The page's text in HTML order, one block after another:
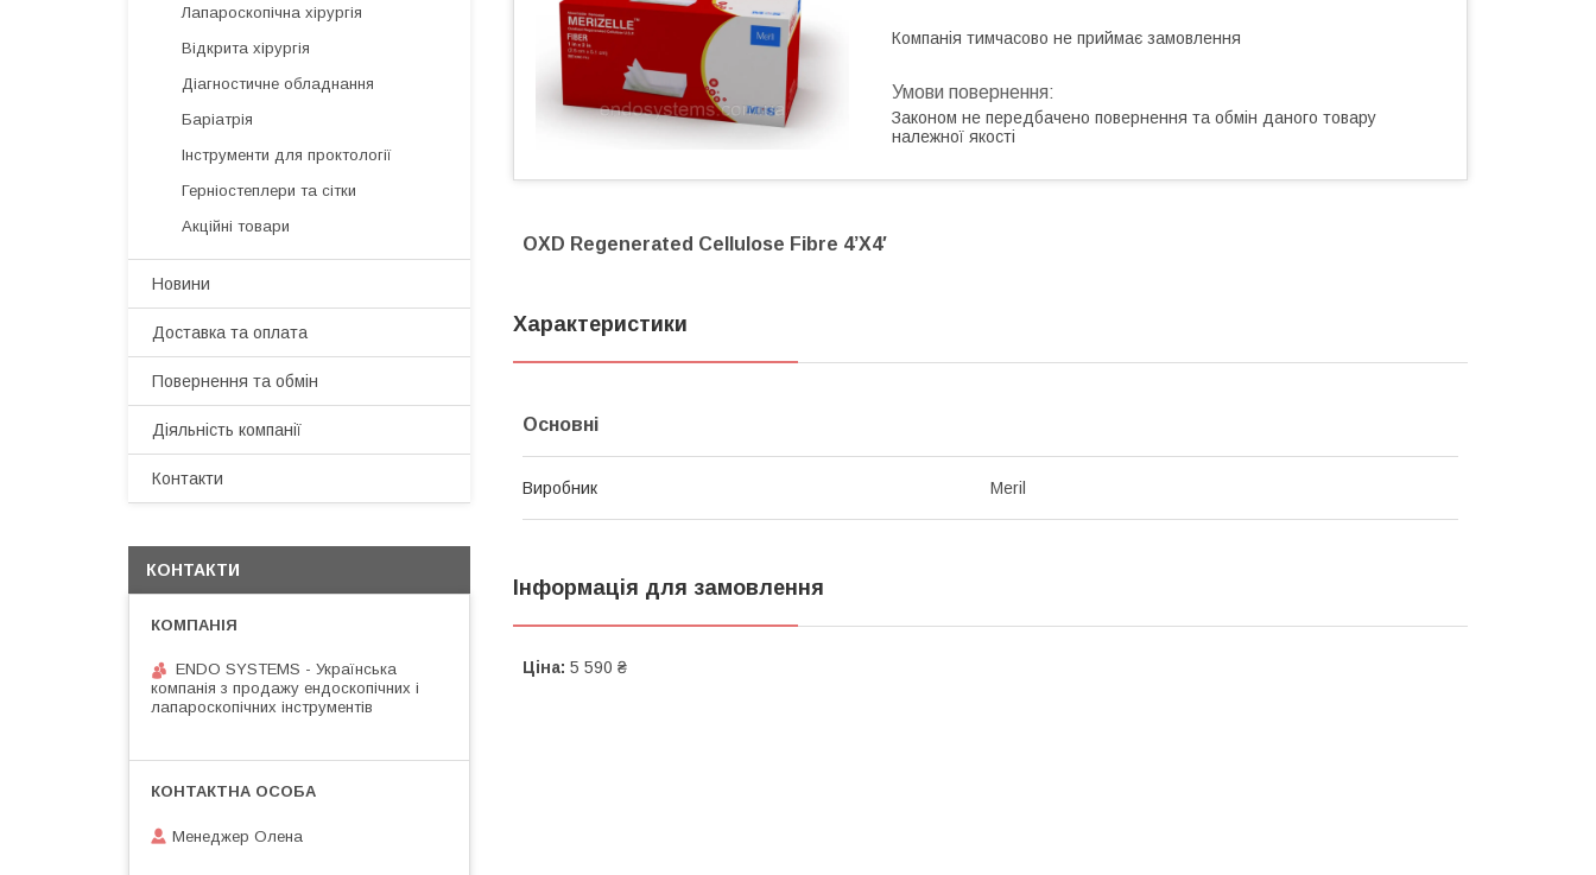
Компанія тимчасово не приймає замовлення
Законом не передбачено повернення та обмін даного товару
належної якості
OXD Regenerated Cellulose Fibre 4’X4′
Характеристики
Основні
Виробник Meril
Інформація для замовлення
Ціна: 5 590 ₴
Лапароскопічна хірургія
Відкрита хірургія
Діагностичне обладнання
Баріатрія
Інструменти для проктології
Герніостеплери та сітки
Акційні товари
Новини
Доставка та оплата
Повернення та обмін
Діяльність компанії
Контакти
КОНТАКТИ
ENDO SYSTEMS - Українська
компанія з продажу ендоскопічних і
лапароскопічних інструментів
Менеджер Олена